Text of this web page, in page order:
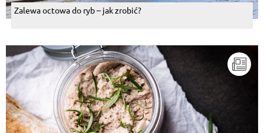
Zalewa octowa do ryb – jak zrobić?